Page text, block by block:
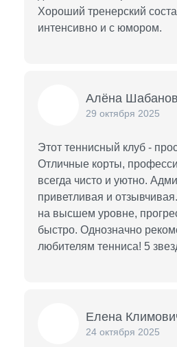
Хороший тренерский
интенсивно и с юмором.
Алёна
29 октября 2025
Этот теннисный клуб -
Отличные корты,
всегда чисто и уютно.
приветливая и
на высшем уровне,
быстро. Однозначно
любителям тенниса! 5 звезд!
Елена
24 октября 2025